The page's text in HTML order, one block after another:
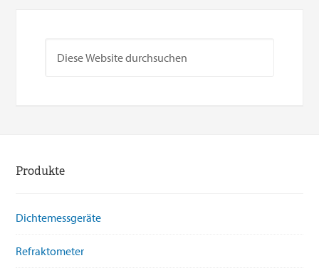
Produkte
Dichtemessgeräte
Refraktometer